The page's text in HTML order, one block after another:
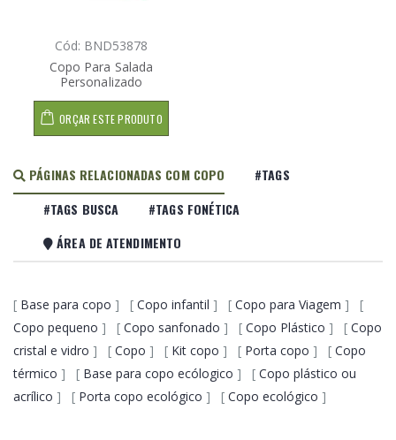
Cód: BND53878
Copo Para Salada
Personalizado
ORÇAR ESTE PRODUTO
PÁGINAS RELACIONADAS COM COPO
#TAGS
#TAGS BUSCA
#TAGS FONÉTICA
ÁREA DE ATENDIMENTO
[ Base para copo ] [ Copo infantil ] [ Copo para Viagem ] [
Copo pequeno ] [ Copo sanfonado ] [ Copo Plástico ] [ Copo
cristal e vidro ] [ Copo ] [ Kit copo ] [ Porta copo ] [ Copo
térmico ] [ Base para copo ecólogico ] [ Copo plástico ou
acrílico ] [ Porta copo ecológico ] [ Copo ecológico ]